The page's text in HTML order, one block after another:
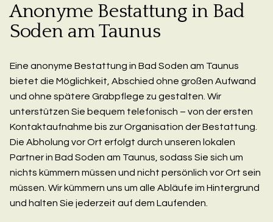
Anonyme Bestattung in Bad
Soden am Taunus
Eine anonyme Bestattung in Bad Soden am Taunus
bietet die Möglichkeit, Abschied ohne großen Aufwand
und ohne spätere Grabpflege zu gestalten. Wir
unterstützen Sie bequem telefonisch – von der ersten
Kontaktaufnahme bis zur Organisation der Bestattung.
Die Abholung vor Ort erfolgt durch unseren lokalen
Partner in Bad Soden am Taunus, sodass Sie sich um
nichts kümmern müssen und nicht persönlich vor Ort sein
müssen. Wir kümmern uns um alle Abläufe im Hintergrund
und halten Sie jederzeit auf dem Laufenden.